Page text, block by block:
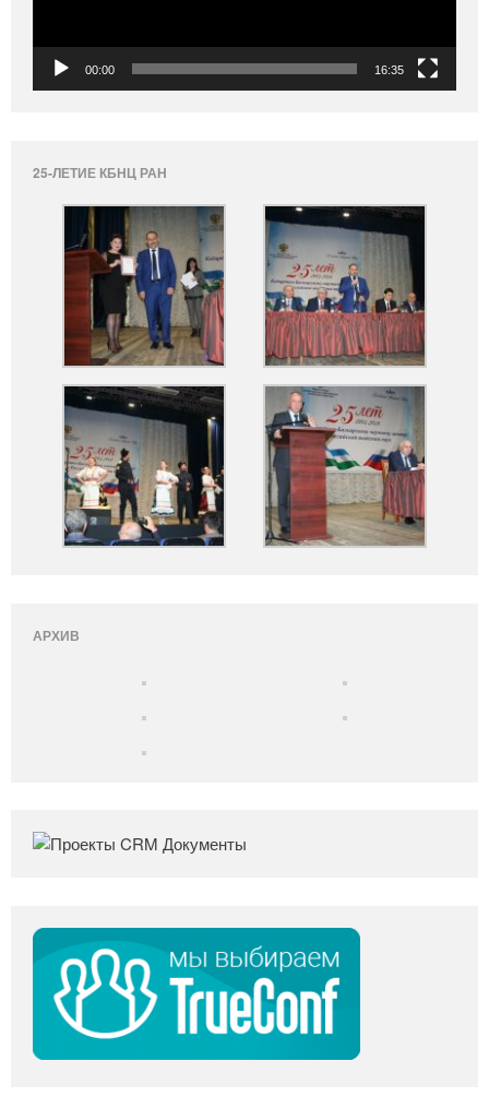
00:00 16:35
25-ЛЕТИЕ КБНЦ РАН
АРХИВ